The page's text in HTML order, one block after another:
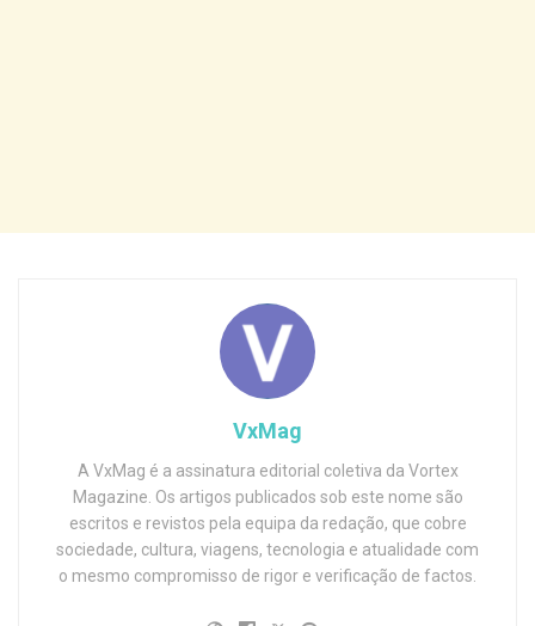
VxMag
A VxMag é a assinatura editorial coletiva da Vortex
Magazine. Os artigos publicados sob este nome são
escritos e revistos pela equipa da redação, que cobre
sociedade, cultura, viagens, tecnologia e atualidade com
o mesmo compromisso de rigor e verificação de factos.